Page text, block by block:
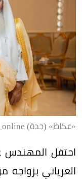
«عكاظ» (جدة) okaz_online@
احتفل المهندس
العرياني